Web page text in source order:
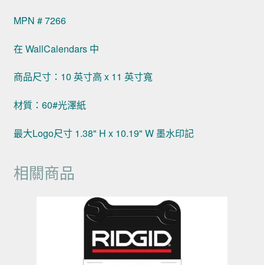
MPN # 7266
在 WallCalendars 中
商品尺寸：10 英寸高 x 11 英寸寬
材質：60#光澤紙
最大Logo尺寸 1.38" H x 10.19" W 墨水印記
相關商品